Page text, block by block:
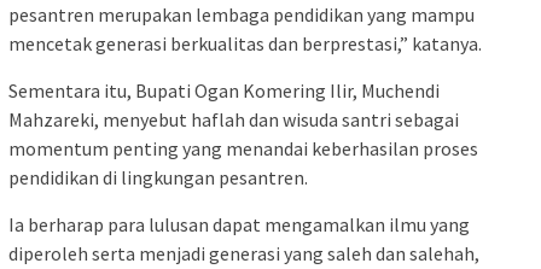
pesantren merupakan lembaga pendidikan yang mampu
mencetak generasi berkualitas dan berprestasi,” katanya.
Sementara itu, Bupati Ogan Komering Ilir, Muchendi
Mahzareki, menyebut haflah dan wisuda santri sebagai
momentum penting yang menandai keberhasilan proses
pendidikan di lingkungan pesantren.
Ia berharap para lulusan dapat mengamalkan ilmu yang
diperoleh serta menjadi generasi yang saleh dan salehah,